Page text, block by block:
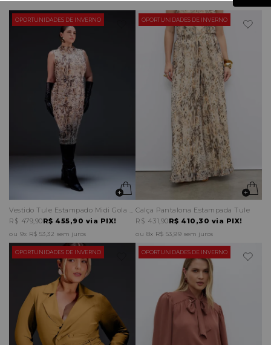
OPORTUNIDADES DE INVERNO
Vestido Tule Estampado Midi Gola Alta Drapeados Frontais
R$ 455,90 via PIX!
R$ 479,90
9x R$ 53,32 sem juros
OPORTUNIDADES DE INVERNO
Calça Pantalona Estampada Tule
R$ 410,30 via PIX!
R$ 431,90
8x R$ 53,99 sem juros
OPORTUNIDADES DE INVERNO OPORTUNIDADES DE INVERNO